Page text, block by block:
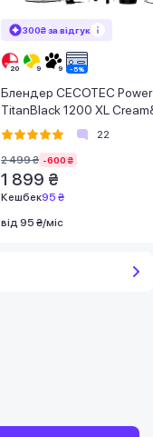
300₴ за відгук
Блендер CECOTEC Power
TitanBlack 1200 XL
22
2 499 ₴ -600 ₴
1 899 ₴
Кешбек95 ₴
від 95 ₴/міс